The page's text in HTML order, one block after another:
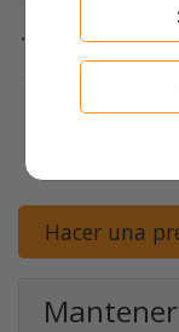
1 Posts
Como
Hacer una